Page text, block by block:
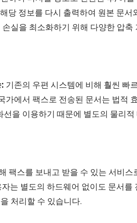
당 정보를 다시 출력하여 원본 문
실을 최소화하기 위해 다양한 압축
기존의 우편 시스템에 비해 훨씬 빠
가에서 팩스로 전송된 문서는 법적
선을 이용하기 때문에 별도의 물리
팩스를 보내고 받을 수 있는 서비
는 별도의 하드웨어 없이도 문서를
처리할 수 있습니다.